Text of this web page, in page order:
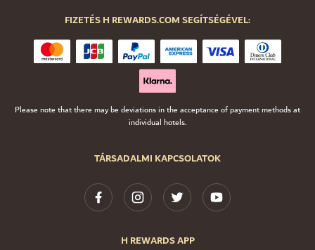
TÁRSADALMI KAPCSOLATOK
H REWARDS APP
FIZETÉS H REWARDS.COM SEGÍTSÉGÉVEL:
Please note that there may be deviations in the acceptance of payment methods at
individual hotels.